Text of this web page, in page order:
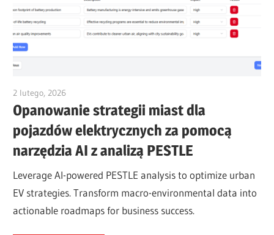
2 lutego, 2026
Opanowanie strategii miast dla
pojazdów elektrycznych za pomocą
narzędzia AI z analizą PESTLE
Leverage AI-powered PESTLE analysis to optimize urban
EV strategies. Transform macro-environmental data into
actionable roadmaps for business success.